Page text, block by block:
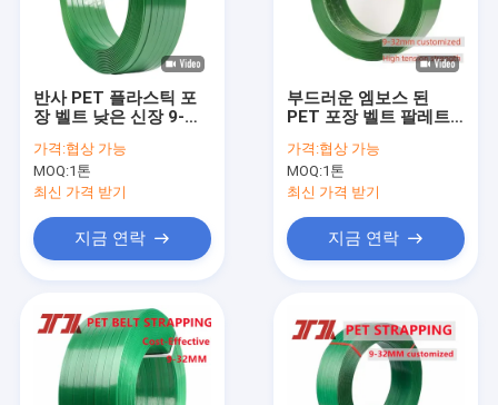
반사 PET 플라스틱 포
장 벨트 낮은 신장 9-
트래핑 강한 강도
가격:협상 가능
MOQ:1톤
최신 가격 받기
지금 연락
부드러운 엠보스 된
PET 포장 벨트 팔레트
힘과 좋은 유연성
가격:협상 가능
MOQ:1톤
최신 가격 받기
지금 연락